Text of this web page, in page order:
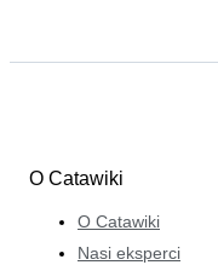
O Catawiki
O Catawiki
Nasi eksperci